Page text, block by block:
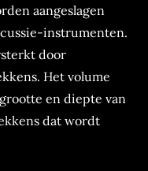
aangeslagen
instrumenten.
door
Het volume
en diepte van
dat wordt